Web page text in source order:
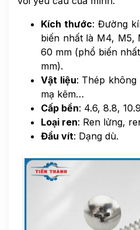
Kích thước: Đường
biến nhất là M4, M5,
60 mm (phổ biến
mm).
Vật liệu: Thép không
mạ kẽm…
Cấp bền: 4.6, 8.8,
Loại ren: Ren lửng,
Đầu vít: Dạng dù.